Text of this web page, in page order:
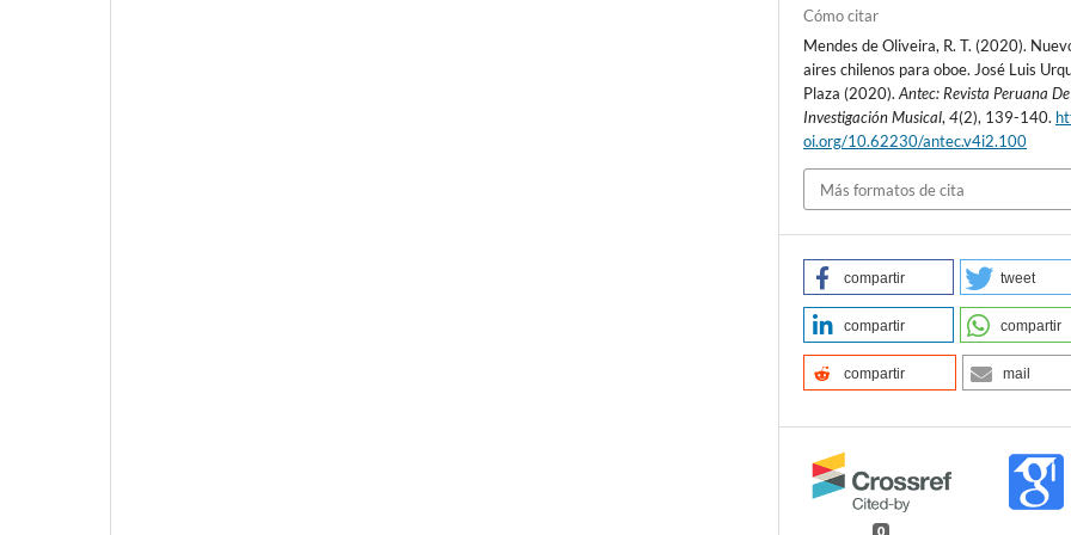
Cómo citar
Mendes de Oliveira, R. T. (2020).
aires chilenos para oboe. José Luis
Plaza (2020).Antec: Revista Peruana De
Investigación Musical,4(2), 139-140.
oi.org/10.62230/antec.v4i2.100
Más formatos de cita
compartir tweet
compartir compartir
compartir mail
0